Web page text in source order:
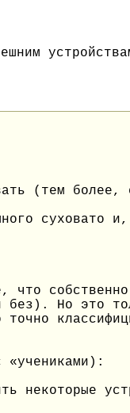
(тем
суховато
что
Но это
некоторые